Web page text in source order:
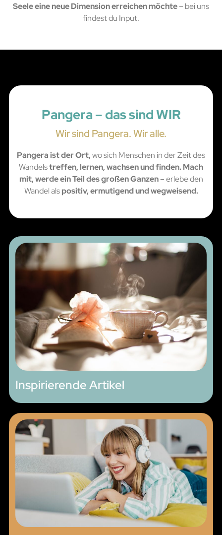
Seele eine neue Dimension erreichen möchte– bei uns
findest du Input.
Pangera – das sind WIR
Wir sind Pangera. Wir alle.
Pangera ist der Ort,wo sich Menschen in der Zeit des
Wandelstreffen, lernen, wachsen und finden. Mach
mit, werde ein Teil des großen Ganzen– erlebe den
Wandel alspositiv, ermutigend und wegweisend.
Inspirierende Artikel